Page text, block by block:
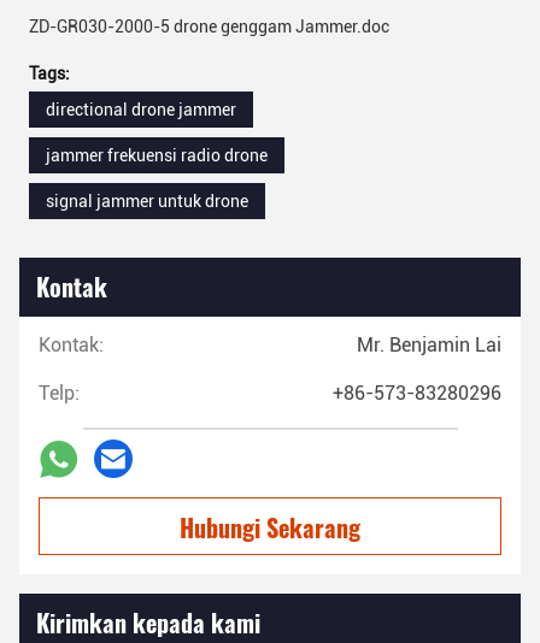
ZD-GR030-2000-5 drone genggam Jammer.doc
Tags:
directional drone jammer
jammer frekuensi radio drone
signal jammer untuk drone
Kontak
Kontak: Mr. Benjamin Lai
Telp: +86-573-83280296
Hubungi Sekarang
Kirimkan kepada kami